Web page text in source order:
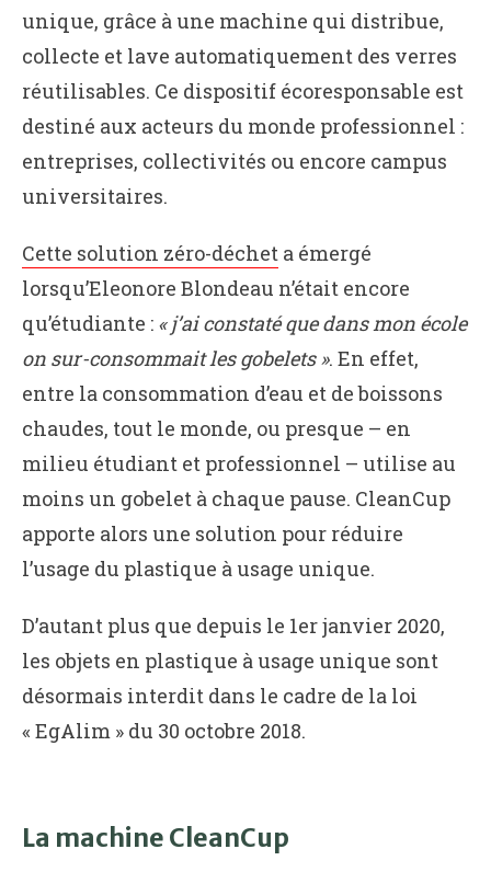
unique, grâce à une machine qui distribue,
collecte et lave automatiquement des verres
réutilisables. Ce dispositif écoresponsable est
destiné aux acteurs du monde professionnel :
entreprises, collectivités ou encore campus
universitaires.
Cette solution zéro-déchet a émergé
lorsqu’Eleonore Blondeau n’était encore
qu’étudiante : « j’ai constaté que dans mon école
on sur-consommait les gobelets ». En effet,
entre la consommation d’eau et de boissons
chaudes, tout le monde, ou presque – en
milieu étudiant et professionnel – utilise au
moins un gobelet à chaque pause. CleanCup
apporte alors une solution pour réduire
l’usage du plastique à usage unique.
D’autant plus que depuis le 1er janvier 2020,
les objets en plastique à usage unique sont
désormais interdit dans le cadre de la loi
« EgAlim » du 30 octobre 2018.
La machine CleanCup